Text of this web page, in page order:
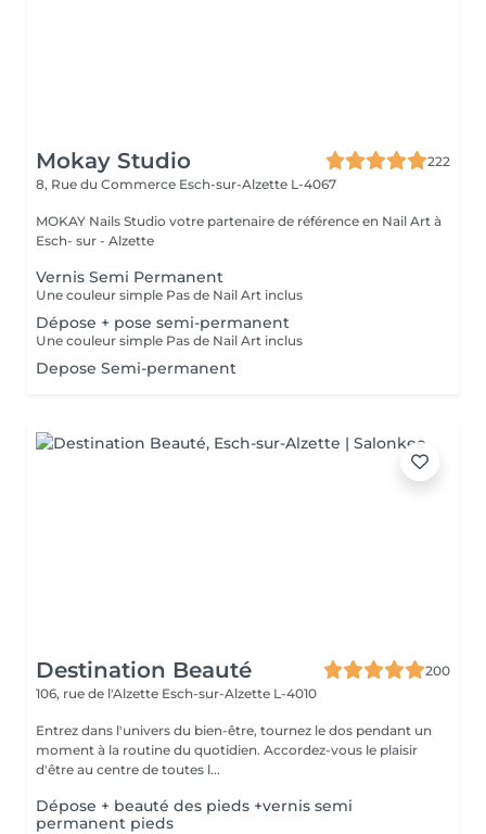
Mokay Studio
222
8, Rue du Commerce Esch-sur-Alzette L-4067
MOKAY Nails Studio votre partenaire de référence en Nail Art à
Esch- sur - Alzette
Vernis Semi Permanent
Une couleur simple Pas de Nail Art inclus
Dépose + pose semi-permanent
Une couleur simple Pas de Nail Art inclus
Depose Semi-permanent
Destination Beauté
200
106, rue de l'Alzette Esch-sur-Alzette L-4010
Entrez dans l'univers du bien-être, tournez le dos pendant un
moment à la routine du quotidien. Accordez-vous le plaisir
d'être au centre de toutes l...
Dépose + beauté des pieds +vernis semi
permanent pieds